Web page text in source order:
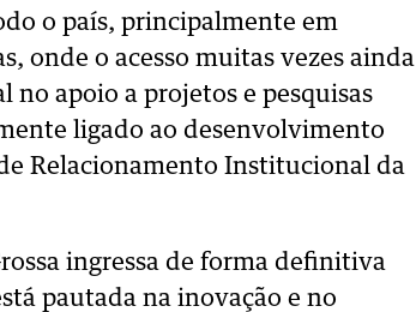
o país, principalmente em
onde o acesso muitas vezes ainda
no apoio a projetos e pesquisas
ligado ao desenvolvimento
Relacionamento Institucional da
ingressa de forma definitiva
pautada na inovação e no